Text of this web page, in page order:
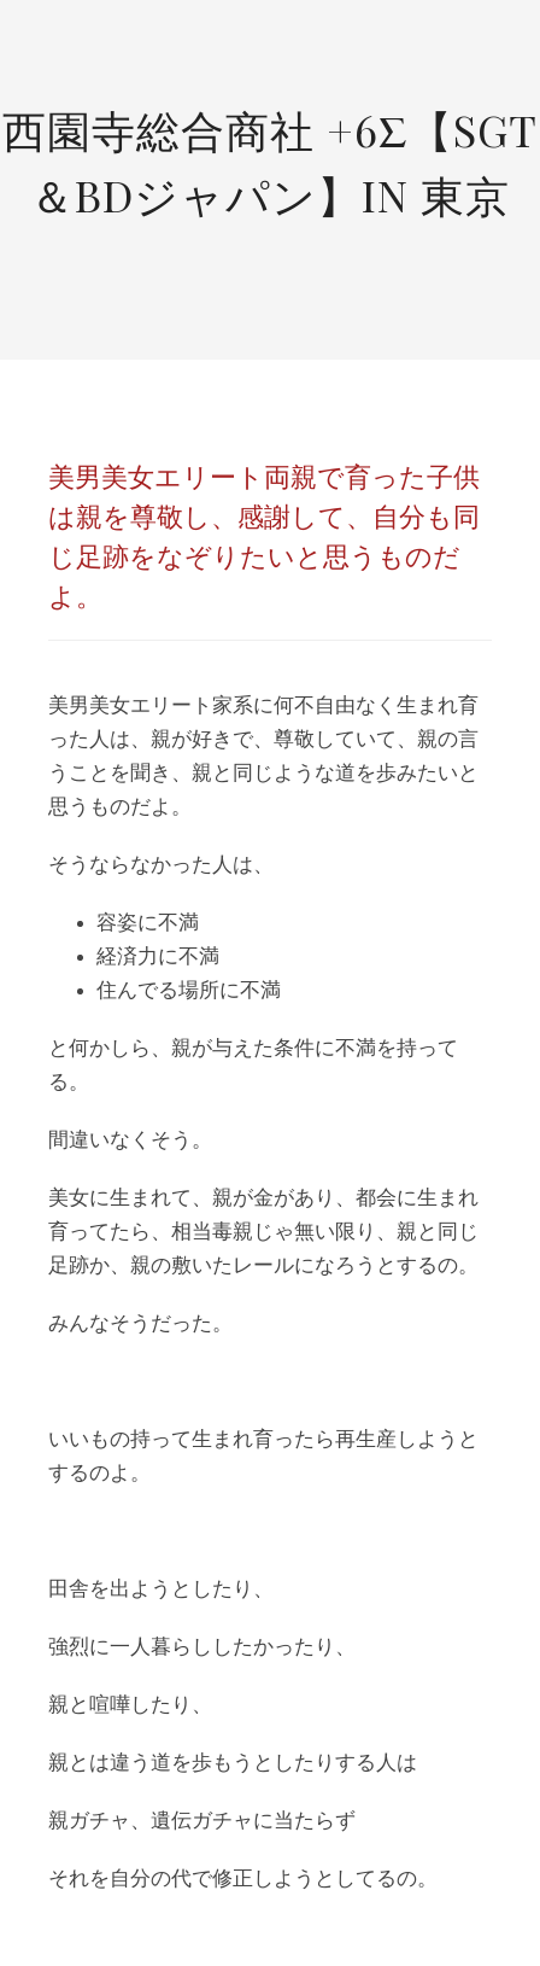
西園寺総合商社 +6Σ【SGT
＆BDジャパン】IN 東京
美男美女エリート両親で育った子供
は親を尊敬し、感謝して、自分も同
じ足跡をなぞりたいと思うものだ
よ。
美男美女エリート家系に何不自由なく生まれ育
った人は、親が好きで、尊敬していて、親の言
うことを聞き、親と同じような道を歩みたいと
思うものだよ。
そうならなかった人は、
容姿に不満
経済力に不満
住んでる場所に不満
と何かしら、親が与えた条件に不満を持って
る。
間違いなくそう。
美女に生まれて、親が金があり、都会に生まれ
育ってたら、相当毒親じゃ無い限り、親と同じ
足跡か、親の敷いたレールになろうとするの。
みんなそうだった。
いいもの持って生まれ育ったら再生産しようと
するのよ。
田舎を出ようとしたり、
強烈に一人暮らししたかったり、
親と喧嘩したり、
親とは違う道を歩もうとしたりする人は
親ガチャ、遺伝ガチャに当たらず
それを自分の代で修正しようとしてるの。